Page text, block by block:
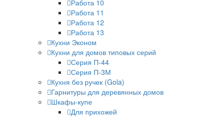
Работа 10
Работа 11
Работа 12
Работа 13
Кухни Эконом
Кухни для домов типовых серий
Серия П-44
Серия П-3М
Кухня без ручек (Gola)
Гарнитуры для деревянных домов
Шкафы-купе
Для прихожей